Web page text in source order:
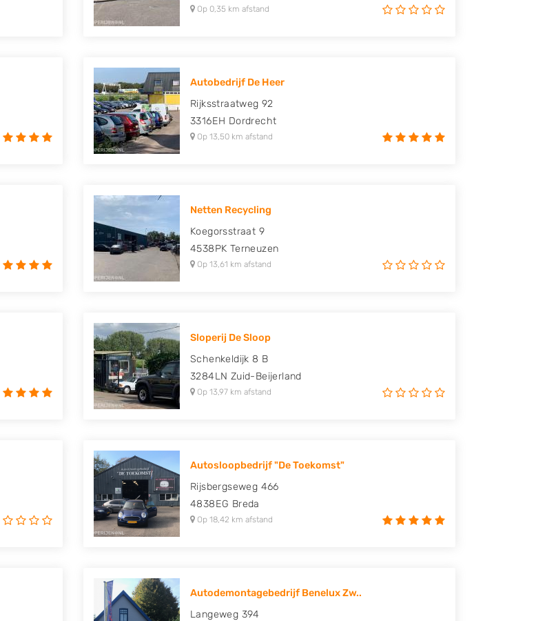
Op 0,35 km afstand
Autobedrijf De Heer
Rijksstraatweg 92
3316EH Dordrecht
Op 13,50 km afstand
Netten Recycling
Koegorsstraat 9
4538PK Terneuzen
Op 13,61 km afstand
Sloperij De Sloop
Schenkeldijk 8 B
3284LN Zuid-Beijerland
Op 13,97 km afstand
Autosloopbedrijf "De Toekomst"
Rijsbergseweg 466
4838EG Breda
Op 18,42 km afstand
Autodemontagebedrijf Benelux Zw..
Langeweg 394